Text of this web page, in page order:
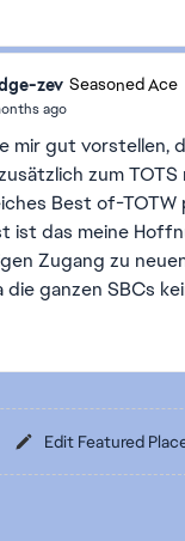
zev Seasoned Ace
ago
mir gut vorstellen,
zum TOTS
Best of-
ist das meine
Zugang zu
die ganzen SBCs
Edit Featured